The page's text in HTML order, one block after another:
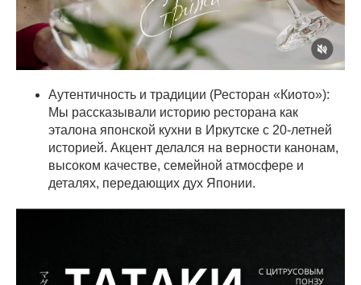
Аутентичность и традиции (Ресторан «Киото»):
Мы рассказывали историю ресторана как
эталона японской кухни в Иркутске с 20-летней
историей. Акцент делался на верности канонам,
высоком качестве, семейной атмосфере и
деталях, передающих дух Японии.